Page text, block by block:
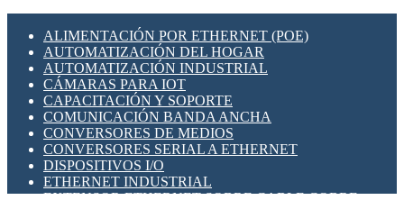
SENSORES INDUCTIVOS
TEMPORIZADORES
VARIACS
VARIADORES DE FRECUENCIA [VDF]
SECCIONADORES - INTERRUPTORES
MAQUINARIA
HERRAMIENTAS VARIAS
ILUMINACIÓN LED
INTERRUPTORES REED
INTERFACES DE RELÉ
OTROS RELÉS
PROTECCIÓN TÉRMICA
RELÉS AUTOMOTRICES
RELÉS DE SEÑAL
RELÉS DE ESTADO SÓLIDO SSR
RELÉS INDUSTRIALES
ALIMENTACIÓN POR ETHERNET (POE)
AUTOMATIZACIÓN DEL HOGAR
AUTOMATIZACIÓN INDUSTRIAL
CÁMARAS PARA IOT
CAPACITACIÓN Y SOPORTE
COMUNICACIÓN BANDA ANCHA
CONVERSORES DE MEDIOS
CONVERSORES SERIAL A ETHERNET
DISPOSITIVOS I/O
ETHERNET INDUSTRIAL